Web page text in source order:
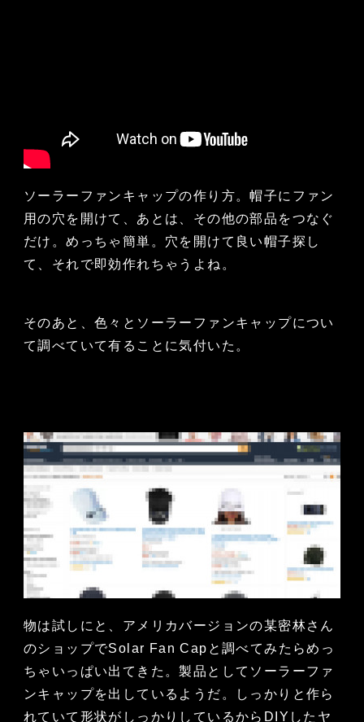
ソーラーファンキャップの作り方。帽子にファン
用の穴を開けて、あとは、その他の部品をつなぐ
だけ。めっちゃ簡単。穴を開けて良い帽子探し
て、それで即効作れちゃうよね。
そのあと、色々とソーラーファンキャップについ
て調べていて有ることに気付いた。
物は試しにと、アメリカバージョンの某密林さん
のショップでSolar Fan Capと調べてみたらめっ
ちゃいっぱい出てきた。製品としてソーラーファ
ンキャップを出しているようだ。しっかりと作ら
れていて形状がしっかりしているからDIYしたヤ